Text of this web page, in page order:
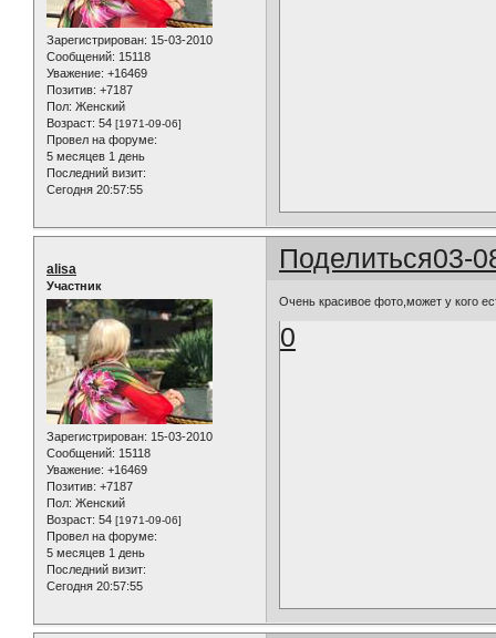
Зарегистрирован: 15-03-2010
Сообщений: 15118
Уважение: +16469
Позитив: +7187
Пол: Женский
Возраст: 54 [1971-09-06]
Провел на форуме:
5 месяцев 1 день
Последний визит:
Сегодня 20:57:55
Поделиться03-
alisa
Участник
Зарегистрирован: 15-03-2010
Сообщений: 15118
Уважение: +16469
Позитив: +7187
Пол: Женский
Возраст: 54 [1971-09-06]
Провел на форуме:
5 месяцев 1 день
Последний визит:
Сегодня 20:57:55
Очень красивое фото,может у кого
0